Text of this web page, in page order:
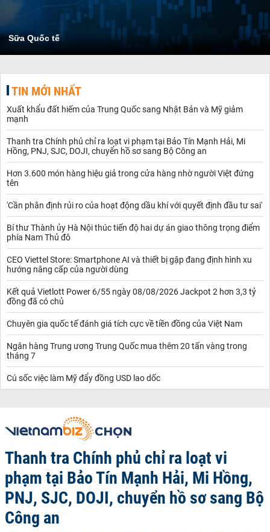
Sữa Quốc tế
TIN MỚI NHẤT
Xuất khẩu đất hiếm của Trung Quốc sang Nhật Bản và Mỹ giảm
mạnh
Thanh tra Chính phủ chỉ ra loạt vi phạm tại Bảo Tín Mạnh Hải, Mi
Hồng, PNJ, SJC, DOJI, chuyển hồ sơ sang Bộ Công an
Hơn 3.600 món hàng hiệu giả trong cửa hàng nhờ người Việt đứng
tên
'Cần phân định rủi ro của hoạt động dầu khí với quyết định đầu tư sai'
Bí thư Thành ủy Hà Nội thúc tiến độ hai dự án giao thông trọng điểm
phía Nam Thủ đô
CEO Viettel Store: Smartphone AI và thiết bị gập đang định hình xu
hướng nâng cấp của người dùng
Kết quả Vietlott Power 6/55 ngày 08/08/2026 Jackpot 2 hơn 3,3 tỷ
đồng đã có chủ
Chuyên gia quốc tế đánh giá tích cực về tiền đồng của Việt Nam
Ngân hàng Trung ương Trung Quốc mua thêm 20 tấn vàng trong
tháng 7
Cú sốc việc làm Mỹ đẩy đồng USD lao dốc
Thanh tra Chính phủ chỉ ra loạt vi
phạm tại Bảo Tín Mạnh Hải, Mi Hồng,
PNJ, SJC, DOJI, chuyển hồ sơ sang Bộ
Công an